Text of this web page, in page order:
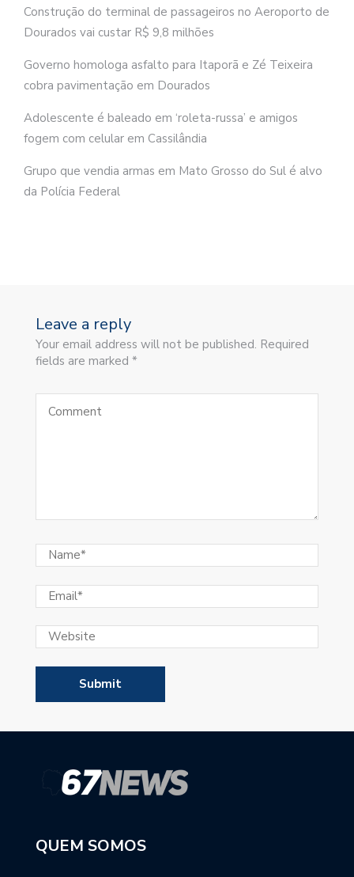
Construção do terminal de passageiros no Aeroporto de
Dourados vai custar R$ 9,8 milhões
Governo homologa asfalto para Itaporã e Zé Teixeira
cobra pavimentação em Dourados
Adolescente é baleado em ‘roleta-russa’ e amigos
fogem com celular em Cassilândia
Grupo que vendia armas em Mato Grosso do Sul é alvo
da Polícia Federal
Leave a reply
Your email address will not be published. Required
fields are marked *
QUEM SOMOS